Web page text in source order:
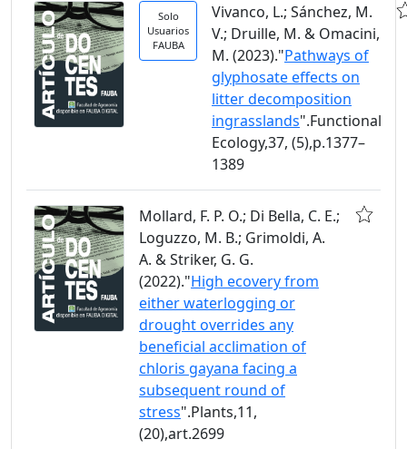
Solo
Usuarios
FAUBA
Vivanco, L.; Sánchez, M.
V.; Druille, M. & Omacini,
M. (2023)."Pathways of
glyphosate effects on
litter decomposition
ingrasslands".Functional
Ecology,37, (5),p.1377–
1389
Mollard, F. P. O.; Di Bella, C. E.;
Loguzzo, M. B.; Grimoldi, A.
A. & Striker, G. G.
(2022)."High ecovery from
either waterlogging or
drought overrides any
beneficial acclimation of
chloris gayana facing a
subsequent round of
stress".Plants,11,
(20),art.2699